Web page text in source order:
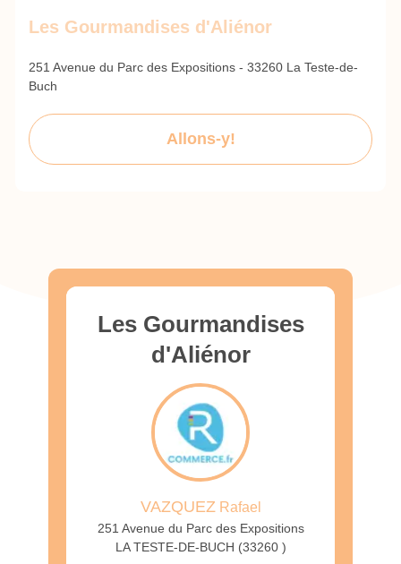
Les Gourmandises d'Aliénor
251 Avenue du Parc des Expositions - 33260 La Teste-de-
Buch
Allons-y!
Les Gourmandises
d'Aliénor
VAZQUEZ Rafael
251 Avenue du Parc des Expositions
LA TESTE-DE-BUCH (33260 )